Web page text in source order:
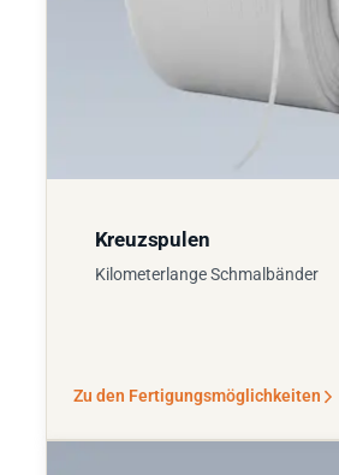
Kreuzspulen
Kilometerlange Schmalbänder
Zu den Fertigungsmöglichkeiten